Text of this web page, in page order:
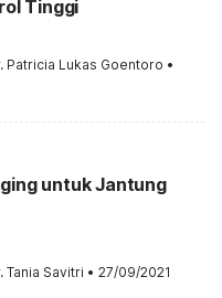
Tinggi
Patricia Lukas Goentoro •
untuk Jantung
Tania Savitri • 27/09/2021